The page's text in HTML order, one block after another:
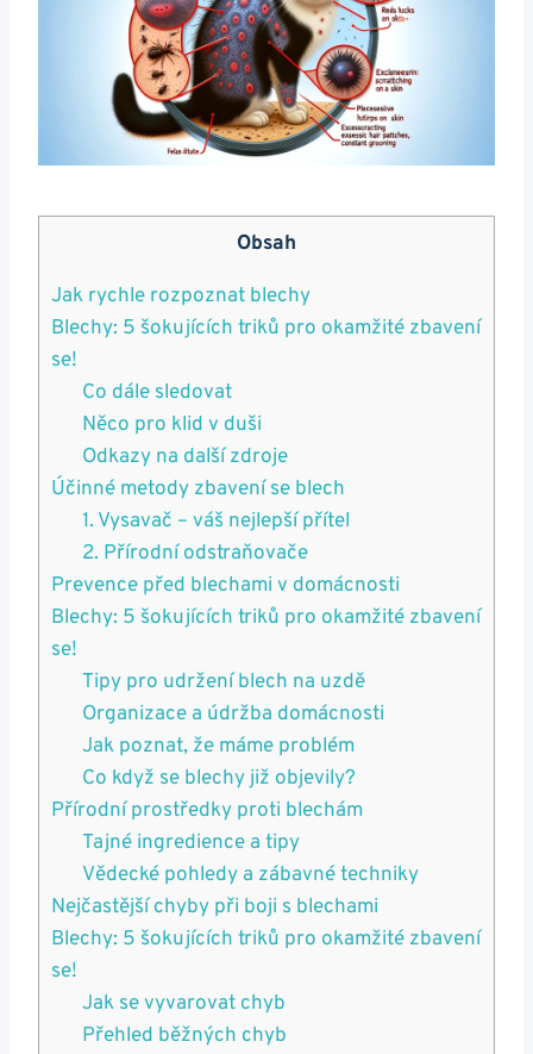
Obsah
Jak rychle rozpoznat blechy
Blechy: 5 šokujících triků pro okamžité zbavení
se!
Co dále sledovat
Něco pro klid v duši
Odkazy na další zdroje
Účinné metody zbavení se blech
1. Vysavač – váš nejlepší přítel
2. Přírodní odstraňovače
Prevence před blechami v domácnosti
Blechy: 5 šokujících triků pro okamžité zbavení
se!
Tipy pro udržení blech na uzdě
Organizace a údržba domácnosti
Jak poznat, že máme problém
Co když se blechy již objevily?
Přírodní prostředky proti blechám
Tajné ingredience a tipy
Vědecké pohledy a zábavné techniky
Nejčastější chyby při boji s blechami
Blechy: 5 šokujících triků pro okamžité zbavení
se!
Jak se vyvarovat chyb
Přehled běžných chyb